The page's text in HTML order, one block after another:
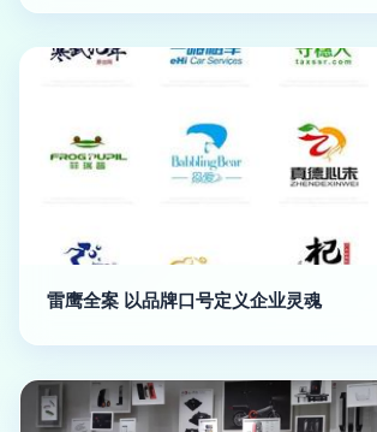
雷鹰全案 以品牌口号定义企业灵魂